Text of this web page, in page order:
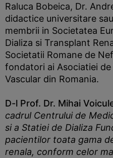
Raluca Bobeica, Dr.
didactice universitare
membrii in Societatea
Dializa si Transplant
Societatii Romane de
fondatori ai Asociatiei
Vascular din Romania.
D-l Prof. Dr. Mihai
cadrul Centrului de
si a Statiei de Dializa
pacientilor toata gama
renala, conform celor